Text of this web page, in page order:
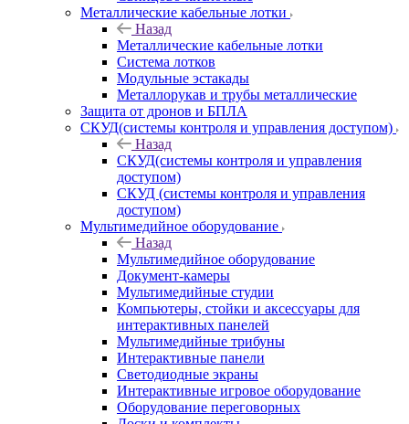
Металлические кабельные лотки
Назад
Металлические кабельные лотки
Система лотков
Модульные эстакады
Металлорукав и трубы металлические
Защита от дронов и БПЛА
СКУД(системы контроля и управления доступом)
Назад
СКУД(системы контроля и управления
доступом)
СКУД (системы контроля и управления
доступом)
Мультимедийное оборудование
Назад
Мультимедийное оборудование
Документ-камеры
Мультимедийные студии
Компьютеры, стойки и аксессуары для
интерактивных панелей
Мультимедийные трибуны
Интерактивные панели
Светодиодные экраны
Интерактивные игровое оборудование
Оборудование переговорных